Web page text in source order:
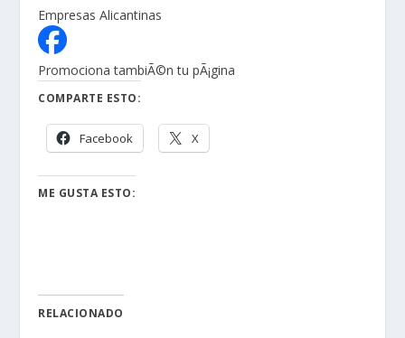
Empresas Alicantinas
Promociona tambiÃ©n tu pÃ¡gina
COMPARTE ESTO:
Facebook X
ME GUSTA ESTO:
RELACIONADO